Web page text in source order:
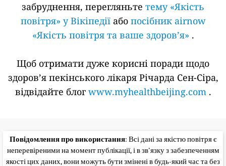
забруднення, перегляньте тему «Якість
повітря» у Вікіпедіїабо посібник airnow
«Якість повітря та ваше здоров’я» .
Щоб отримати дуже корисні поради щодо
здоров’я пекінського лікаря Річарда Сен-Сіра,
відвідайте блог www.myhealthbeijing.com.
Повідомлення про використання: Всі дані за якістю повітря є
неперевіреними на момент публікації, і в зв'язку з забезпеченням
якості цих даних, вони можуть бути змінені в будь-який час та без